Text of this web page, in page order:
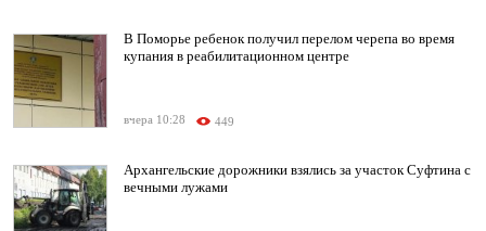
В Поморье ребенок получил перелом черепа во время
купания в реабилитационном центре
вчера 10:28 449
Архангельские дорожники взялись за участок Суфтина с
вечными лужами